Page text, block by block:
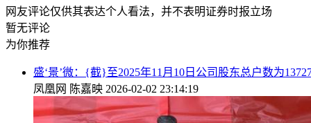
网友评论仅供其表达个人看法，并不表明证券时报立场
暂无评论
为你推荐
盛‘景’微：{截}至2025年11月10日公司股东总户数为
凤凰网 陈嘉映 2026-02-02 23:14:19